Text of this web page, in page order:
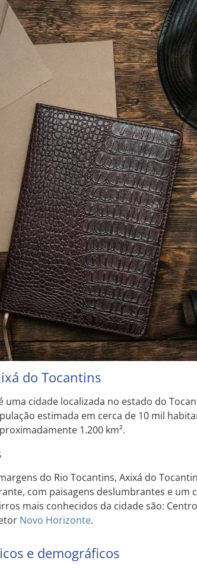
do Tocantins
uma cidade localizada no estado do
estimada em cerca de 10 mil
1.200 km².
do Rio Tocantins, Axixá do
com paisagens deslumbrantes e um
mais conhecidos da cidade são:
Novo Horizonte.
e demográficos